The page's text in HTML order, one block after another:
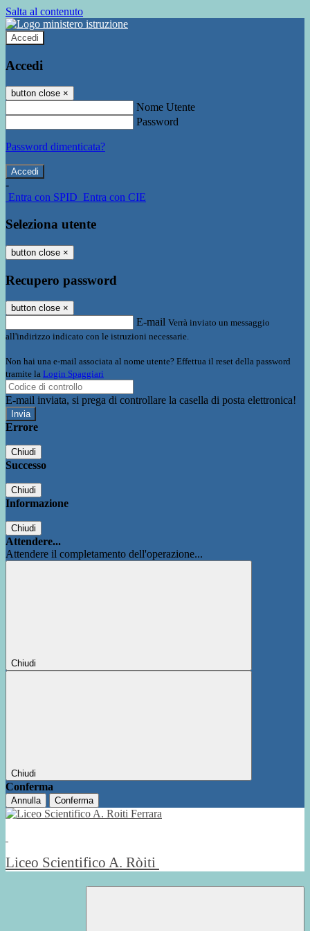
Salta al contenuto
Accedi
Accedi
button close ×
Nome Utente
Password
Password dimenticata?
-
Entra con SPID Entra con CIE
Seleziona utente
button close ×
Recupero password
button close ×
E-mail Verrà inviato un messaggio
all'indirizzo indicato con le istruzioni necessarie.
Non hai una e-mail associata al nome utente? Effettua il reset della password
tramite la Login Spaggiari
E-mail inviata, si prega di controllare la casella di posta elettronica!
Errore
Chiudi
Successo
Chiudi
Informazione
Chiudi
Attendere...
Attendere il completamento dell'operazione...
Chiudi
Chiudi
Conferma
Annulla Conferma
Liceo Scientifico A. Ròiti